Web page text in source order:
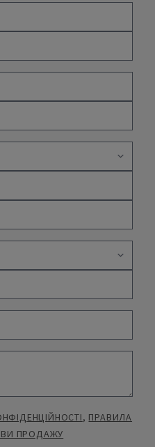
, ПРАВИЛА
ПРОДАЖУ